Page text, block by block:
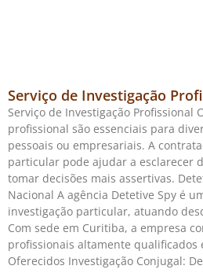
Serviço de Investigação
Serviço de Investigação Profissional
profissional são essenciais para
pessoais ou empresariais. A
particular pode ajudar a esclarecer
tomar decisões mais assertivas.
Nacional A agência Detetive Spy é
investigação particular, atuando
Com sede em Curitiba, a empresa
profissionais altamente qualificados
Oferecidos Investigação Conjugal: